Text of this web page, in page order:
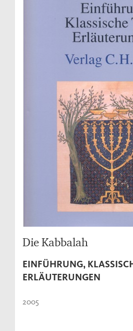
Die Kabbalah
EINFÜHRUNG,
ERLÄUTERUNGEN
2005